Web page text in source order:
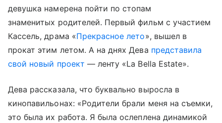
девушка намерена пойти по стопам
знаменитых родителей. Первый фильм с участием
Кассель, драма «Прекрасное лето», вышел в
прокат этим летом. А на днях Дева представила
свой новый проект — ленту «La Bella Estate».
Дева рассказала, что буквально выросла в
кинопавильонах: «Родители брали меня на съемки,
это была их работа. Я была ослеплена динамикой